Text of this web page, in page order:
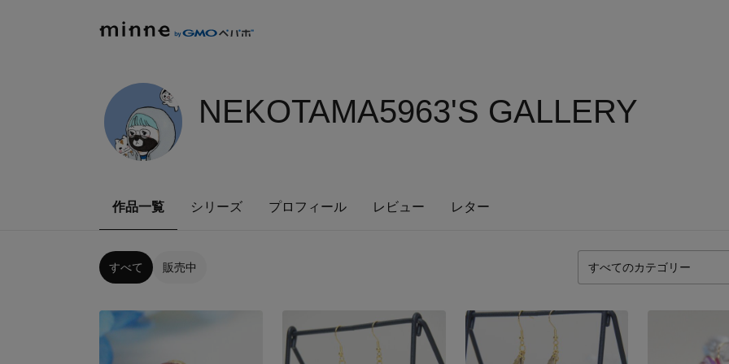
NEKOTAMA5963'S GALLERY
作品一覧 シリーズ プロフィール レビュー レター
すべて 販売中